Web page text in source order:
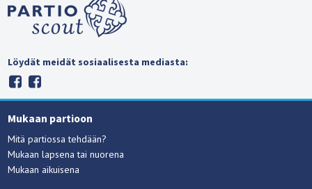
Löydät meidät sosiaalisesta mediasta:
Mukaan partioon
Mitä partiossa tehdään?
Mukaan lapsena tai nuorena
Mukaan aikuisena